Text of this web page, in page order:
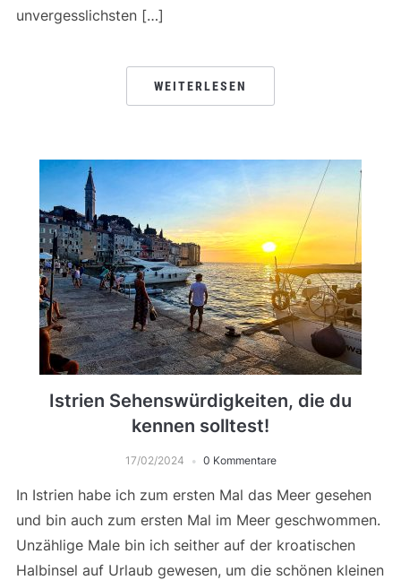
unvergesslichsten […]
WEITERLESEN
Istrien Sehenswürdigkeiten, die du
kennen solltest!
17/02/2024 0 Kommentare
In Istrien habe ich zum ersten Mal das Meer gesehen
und bin auch zum ersten Mal im Meer geschwommen.
Unzählige Male bin ich seither auf der kroatischen
Halbinsel auf Urlaub gewesen, um die schönen kleinen